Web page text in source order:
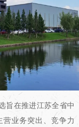
旨在推进江苏全省中
营业务突出、竞争力